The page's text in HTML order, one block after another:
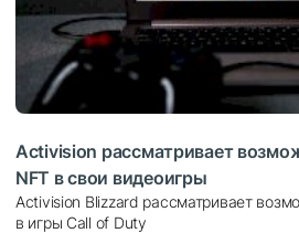
Activision рассматривает
NFT в свои видеоигры
Activision Blizzard рассматривает
в игры Call of Duty